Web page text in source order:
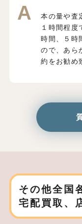
本の量や査
１時間程度
時間、５時
ので、あら
約をお勧め
その他全国
宅配買取、